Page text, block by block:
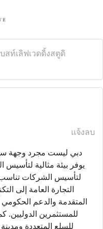
สท์เลิฟเวดดิ้งสตูดิ
แจ้งลบ
دبي ليست مجرد وجهة
يوفر بيئة مثالية لتأسيس
لتأسيس الشركات تناسب
التجارة العامة إلى
المتقدمة والدعم
للمستثمرين الدوليين.
للسلع المتعددة